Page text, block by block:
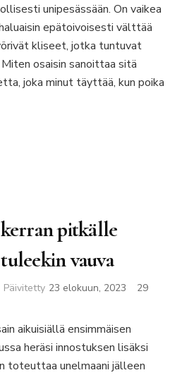
unipesässään. On vaikea
epätoivoisesti välttää
kliseet, jotka tuntuvat
osaisin sanoittaa sitä
joka minut täyttää, kun poika
pitkälle
vauva
Päivitetty 23 elokuun, 2023
29
aikuisiällä ensimmäisen
heräsi innostuksen lisäksi
toteuttaa unelmaani jälleen